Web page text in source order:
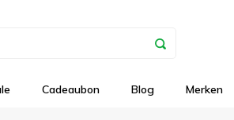
Cadeaubon Blog Merken